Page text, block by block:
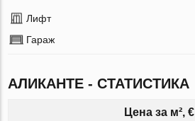
Лифт
Гараж
АЛИКАНТЕ - СТАТИСТИКА
Цена за м², €